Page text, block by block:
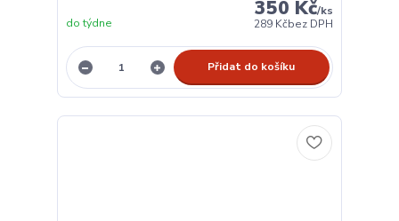
350 Kč/ks
289 Kčbez DPH
do týdne
Přidat do košíku